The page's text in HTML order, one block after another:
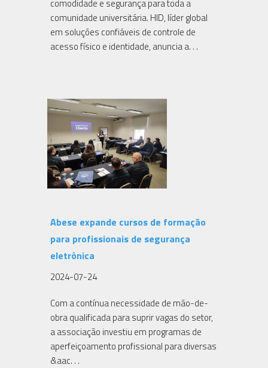
comodidade e segurança para toda a
comunidade universitária. HID, líder global
em soluções confiáveis de controle de
acesso físico e identidade, anuncia a. . .
Abese expande cursos de formação
para profissionais de segurança
eletrônica
2024-07-24
Com a contínua necessidade de mão-de-
obra qualificada para suprir vagas do setor,
a associação investiu em programas de
aperfeiçoamento profissional para diversas
&aac. . .